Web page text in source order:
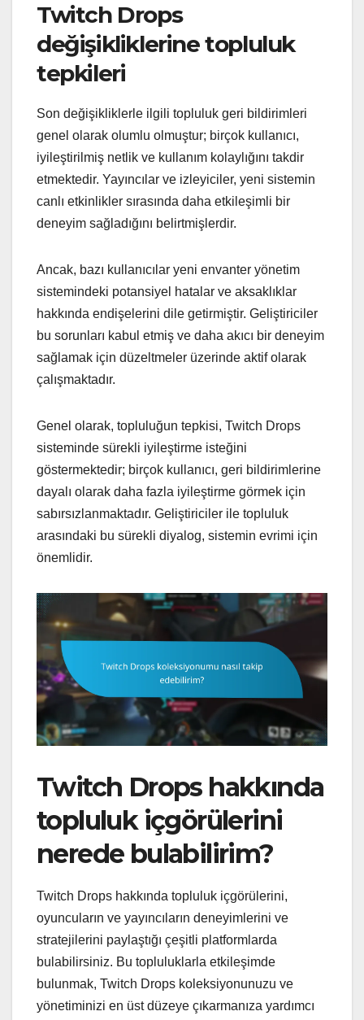
Twitch Drops
değişikliklerine topluluk
tepkileri
Son değişikliklerle ilgili topluluk geri bildirimleri
genel olarak olumlu olmuştur; birçok kullanıcı,
iyileştirilmiş netlik ve kullanım kolaylığını takdir
etmektedir. Yayıncılar ve izleyiciler, yeni sistemin
canlı etkinlikler sırasında daha etkileşimli bir
deneyim sağladığını belirtmişlerdir.
Ancak, bazı kullanıcılar yeni envanter yönetim
sistemindeki potansiyel hatalar ve aksaklıklar
hakkında endişelerini dile getirmiştir. Geliştiriciler
bu sorunları kabul etmiş ve daha akıcı bir deneyim
sağlamak için düzeltmeler üzerinde aktif olarak
çalışmaktadır.
Genel olarak, topluluğun tepkisi, Twitch Drops
sisteminde sürekli iyileştirme isteğini
göstermektedir; birçok kullanıcı, geri bildirimlerine
dayalı olarak daha fazla iyileştirme görmek için
sabırsızlanmaktadır. Geliştiriciler ile topluluk
arasındaki bu sürekli diyalog, sistemin evrimi için
önemlidir.
Twitch Drops hakkında
topluluk içgörülerini
nerede bulabilirim?
Twitch Drops hakkında topluluk içgörülerini,
oyuncuların ve yayıncıların deneyimlerini ve
stratejilerini paylaştığı çeşitli platformlarda
bulabilirsiniz. Bu topluluklarla etkileşimde
bulunmak, Twitch Drops koleksiyonunuzu ve
yönetiminizi en üst düzeye çıkarmanıza yardımcı